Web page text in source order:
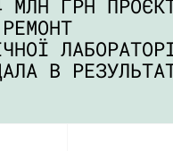
МЛН ГРН
В